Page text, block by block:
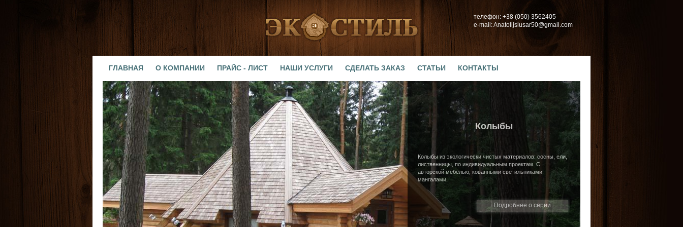
телефон: +38 (050) 3562405
e-mail: Anatolijslusar50@gmail.com
ГЛАВНАЯ О КОМПАНИИ ПРАЙС - ЛИСТ НАШИ УСЛУГИ СДЕЛАТЬ ЗАКАЗ СТАТЬИ КОНТАКТЫ
Колыбы
Колыбы из экологически чистых материалов: сосны, ели,
лиственницы, по индивидуальным проектам. С
авторской мебелью, кованными светильниками,
мангалами.
Подробнее о серии